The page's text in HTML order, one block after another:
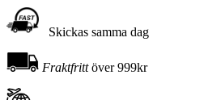
Skickas samma dag
Fraktfrittöver 999kr